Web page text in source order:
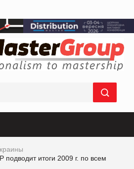
подводит итоги 2009 г. по всем